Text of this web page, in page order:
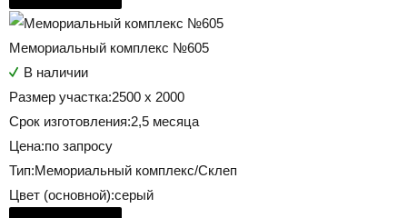
Мемориальный комплекс №605
В наличии
Размер участка:2500 х 2000
Срок изготовления:2,5 месяца
Цена:по запросу
Тип:Мемориальный комплекс/Склеп
Цвет (основной):серый